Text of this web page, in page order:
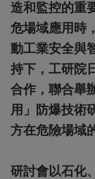
造和監控的重
危場域應用時
動工業安全與
持下，工研院
合作，聯合舉
用」防爆技術
方在危險場域
研討會以石化